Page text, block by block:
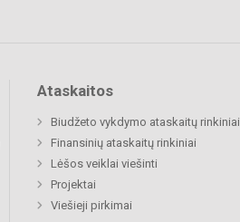
Ataskaitos
Biudžeto vykdymo ataskaitų rinkiniai
Finansinių ataskaitų rinkiniai
Lėšos veiklai viešinti
Projektai
Viešieji pirkimai